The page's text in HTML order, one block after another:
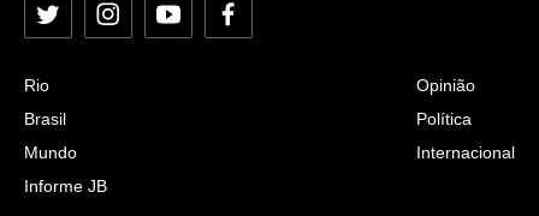
Twitter InstagramYouTubeFacebook
Rio
Brasil
Mundo
Informe JB
Opinião
Política
Internacional